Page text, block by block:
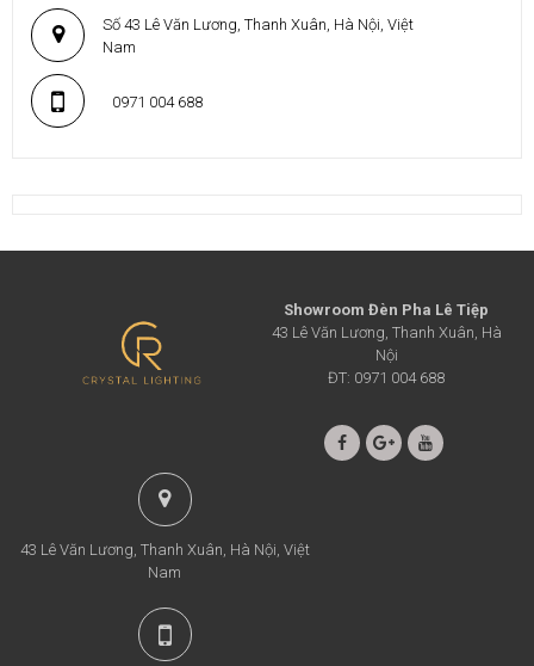
Số 43 Lê Văn Lương, Thanh Xuân, Hà Nội, Việt
Nam
0971 004 688
Showroom Đèn Pha Lê Tiệp
43 Lê Văn Lương, Thanh Xuân, Hà
Nội
ĐT: 0971 004 688
43 Lê Văn Lương, Thanh Xuân, Hà Nội, Việt
Nam